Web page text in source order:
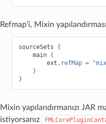
Refmap’i, Mixin
sourceSets
{
main {
ext . refMap =
}
}
Mixin yapılandırmanızı JAR
istiyorsanız